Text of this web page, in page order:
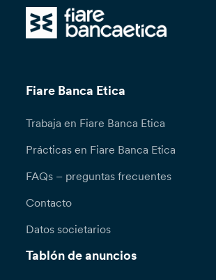
Fiare Banca Etica
Trabaja en Fiare Banca Etica
Prácticas en Fiare Banca Etica
FAQs – preguntas frecuentes
Contacto
Datos societarios
Tablón de anuncios